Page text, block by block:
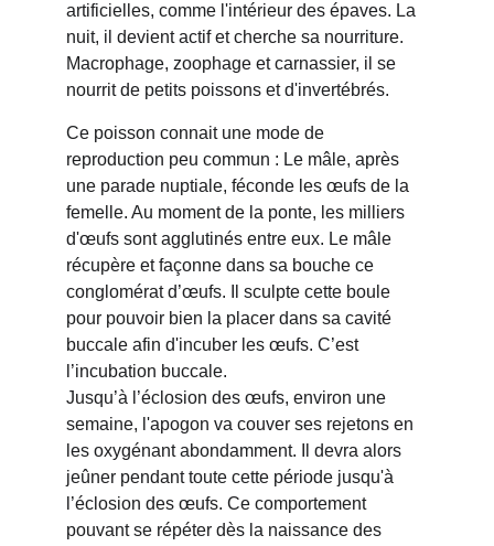
artificielles, comme l'intérieur des épaves. La
nuit, il devient actif et cherche sa nourriture.
Macrophage, zoophage et carnassier, il se
nourrit de petits poissons et d'invertébrés.
Ce poisson connait une mode de
reproduction peu commun : Le mâle, après
une parade nuptiale, féconde les œufs de la
femelle. Au moment de la ponte, les milliers
d'œufs sont agglutinés entre eux. Le mâle
récupère et façonne dans sa bouche ce
conglomérat d’œufs. Il sculpte cette boule
pour pouvoir bien la placer dans sa cavité
buccale afin d'incuber les œufs. C’est
l’incubation buccale.
Jusqu’à l’éclosion des œufs, environ une
semaine, l'apogon va couver ses rejetons en
les oxygénant abondamment. Il devra alors
jeûner pendant toute cette période jusqu'à
l’éclosion des œufs. Ce comportement
pouvant se répéter dès la naissance des